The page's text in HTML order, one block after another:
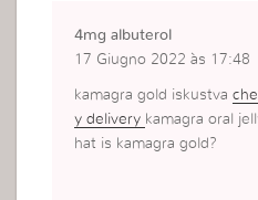
4mg albuterol
17 Giugno 2022 às 17:48
kamagra gold iskustva
y delivery kamagra oral
hat is kamagra gold?